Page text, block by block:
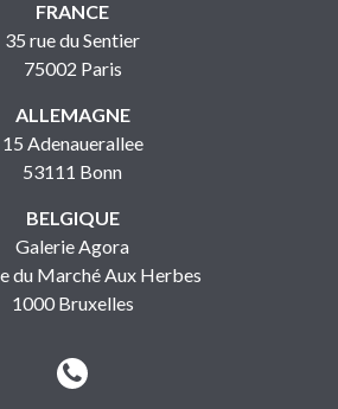
FRANCE
35 rue du Sentier
75002 Paris
ALLEMAGNE
15 Adenauerallee
53111 Bonn
BELGIQUE
Galerie Agora
du Marché Aux Herbes
1000 Bruxelles

